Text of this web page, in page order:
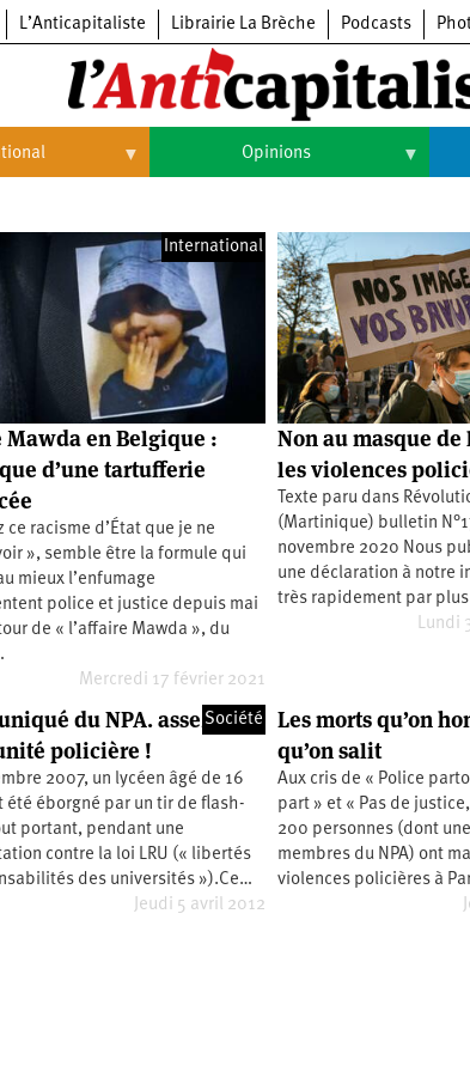
L’Anticapitaliste Librairie La Brèche Podcasts
Opinions
Histoire
International
en Belgique :
d’une tartufferie
ce racisme d’État que je ne
», semble être la formule qui
mieux l’enfumage
police et justice depuis mai
de « l’affaire Mawda », du
Mercredi 17 février 2021
Non au masque
les violences
Texte paru dans
(Martinique) bulletin
novembre 2020 Nous
une déclaration à notre
très rapidement par
Lundi
Société
du NPA. assez
policière !
2007, un lycéen âgé de 16
été éborgné par un tir de flash-
portant, pendant une
contre la loi LRU (« libertés
des universités »).Ce…
Jeudi 5 avril 2012
Les morts qu’on
qu’on salit
Aux cris de « Police
part » et « Pas de
200 personnes (dont
membres du NPA) ont
violences policières à